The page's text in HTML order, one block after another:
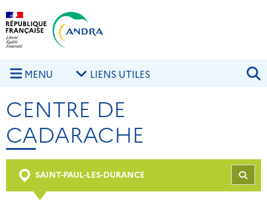
Aller au contenu principal
MENU LIENS UTILES
CENTRE DE
CADARACHE
SAINT-PAUL-LES-DURANCE